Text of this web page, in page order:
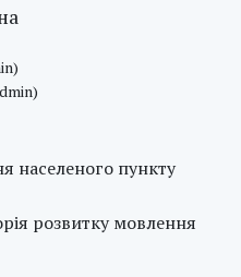
населеного пункту
розвитку мовлення